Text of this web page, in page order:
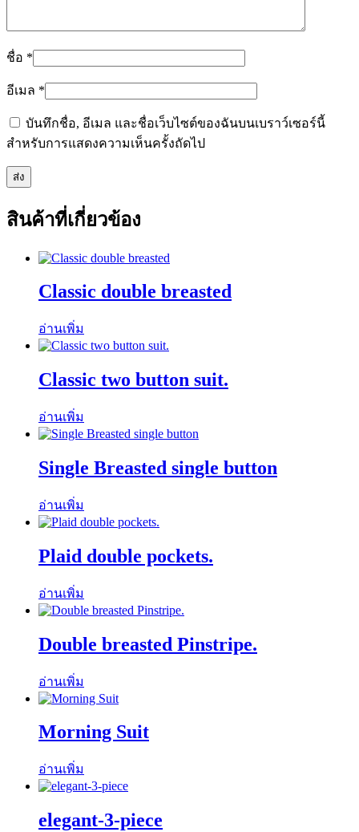
ชื่อ *
อีเมล *
บันทึกชื่อ, อีเมล และชื่อเว็บไซต์ของฉันบนเบราว์เซอร์นี้
สำหรับการแสดงความเห็นครั้งถัดไป
สินค้าที่เกี่ยวข้อง
Classic double breasted
อ่านเพิ่ม
Classic two button suit.
อ่านเพิ่ม
Single Breasted single button
อ่านเพิ่ม
Plaid double pockets.
อ่านเพิ่ม
Double breasted Pinstripe.
อ่านเพิ่ม
Morning Suit
อ่านเพิ่ม
elegant-3-piece